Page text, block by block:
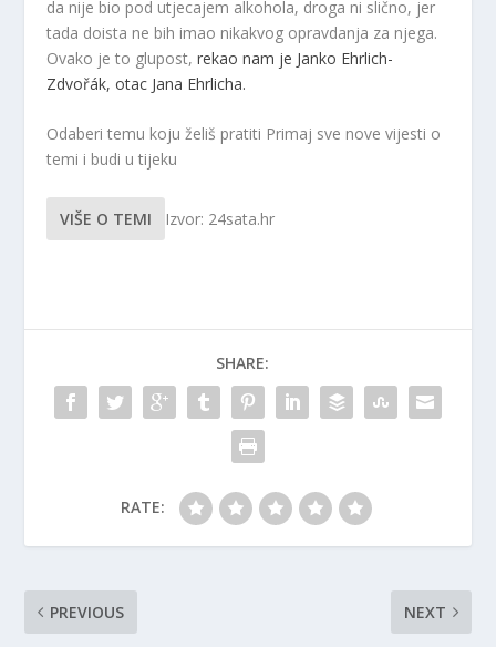
da nije bio pod utjecajem alkohola, droga ni slično, jer
tada doista ne bih imao nikakvog opravdanja za njega.
Ovako je to glupost,rekao nam je Janko Ehrlich-
Zdvořák, otac Jana Ehrlicha.
Odaberi temu koju želiš pratiti Primaj sve nove vijesti o
temi i budi u tijeku
VIŠE O TEMI Izvor: 24sata.hr
SHARE:
RATE:
PREVIOUS NEXT